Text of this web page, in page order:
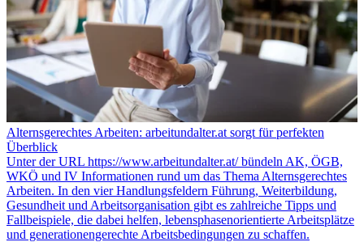
Alternsgerechtes Arbeiten: arbeitundalter.at sorgt für perfekten
Überblick
Unter der URL https://www.arbeitundalter.at/ bündeln AK, ÖGB,
WKÖ und IV Informationen rund um das Thema Alternsgerechtes
Arbeiten. In den vier Handlungsfeldern Führung, Weiterbildung,
Gesundheit und Arbeitsorganisation gibt es zahlreiche Tipps und
Fallbeispiele, die dabei helfen, lebensphasenorientierte Arbeitsplätze
und generationengerechte Arbeitsbedingungen zu schaffen.